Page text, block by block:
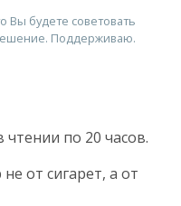
Вы будете советовать
Поддерживаю.
по 20 часов.
от сигарет, а от